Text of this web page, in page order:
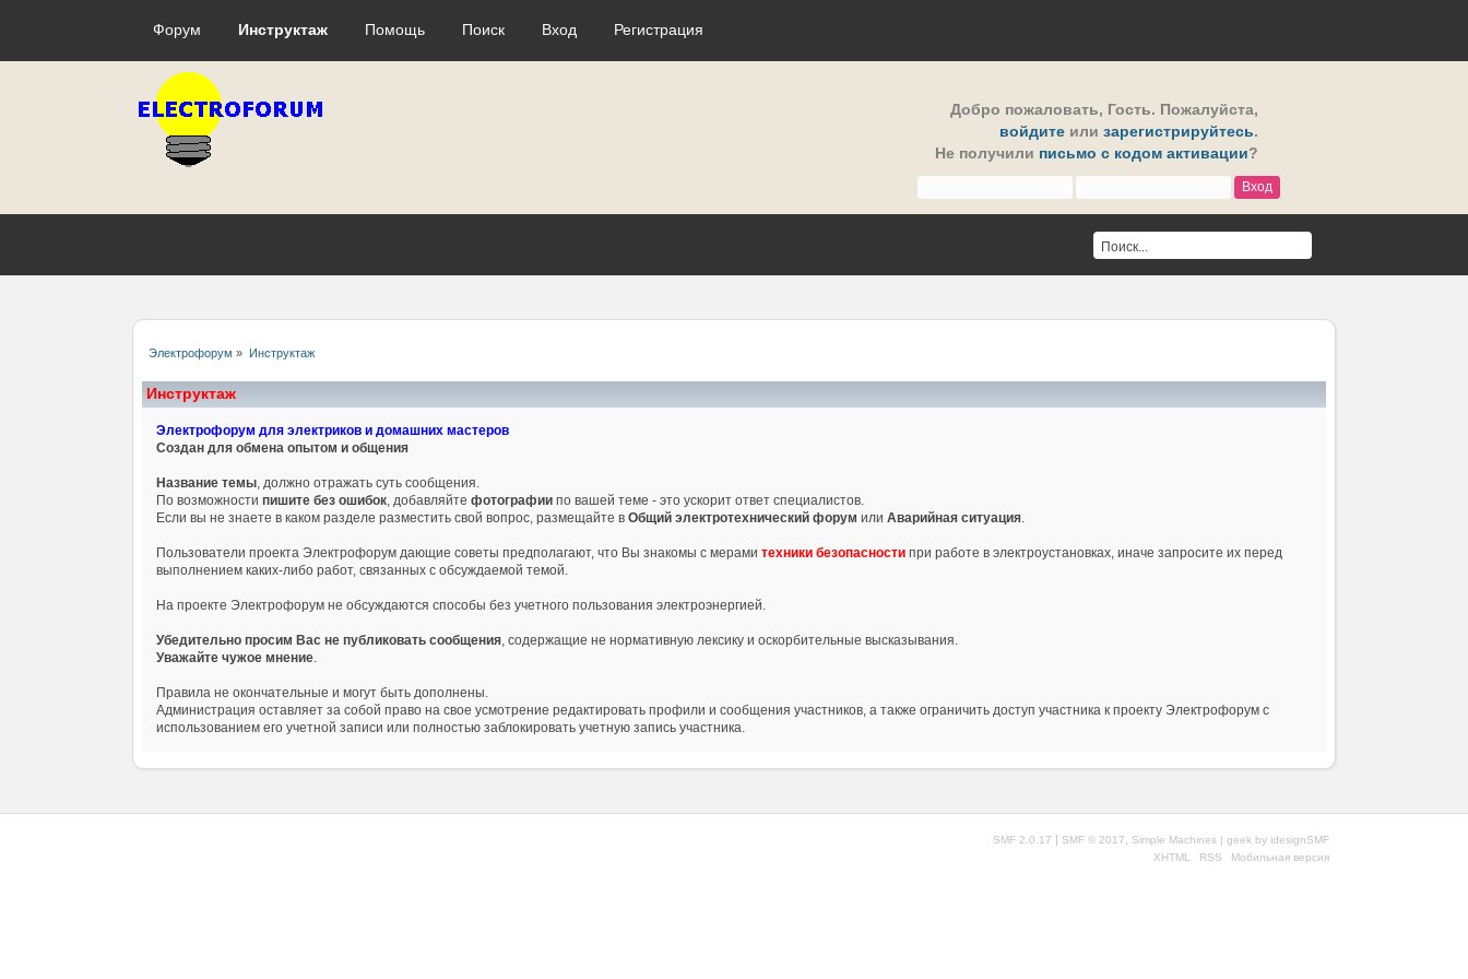
Форум Инструктаж Помощь Поиск Вход Регистрация
Добро пожаловать, Гость. Пожалуйста,
войдите или зарегистрируйтесь.
Не получили письмо с кодом активации?
Электрофорум » Инструктаж
Инструктаж
Электрофорум для электриков и домашних мастеров
Создан для обмена опытом и общения
Название темы, должно отражать суть сообщения.
По возможностипишите без ошибок, добавляйтефотографии по вашей теме - это ускорит ответ специалистов.
Если вы не знаете в каком разделе разместить свой вопрос, размещайте вОбщий электротехнический форум илиАварийная ситуация.
Пользователи проекта Электрофорум дающие советы предполагают, что Вы знакомы с мерамитехники безопасности при работе в электроустановках, иначе запросите их перед
выполнением каких-либо работ, связанных с обсуждаемой темой.
На проекте Электрофорум не обсуждаются способы без учетного пользования электроэнергией.
Убедительно просим Вас не публиковать сообщения, содержащие не нормативную лексику и оскорбительные высказывания.
Уважайте чужое мнение.
Правила не окончательные и могут быть дополнены.
Администрация оставляет за собой право на свое усмотрение редактировать профили и сообщения участников, а также ограничить доступ участника к проекту Электрофорум с
использованием его учетной записи или полностью заблокировать учетную запись участника.
SMF 2.0.17 | SMF © 2017 Simple Machines | geek by idesignSMF
XHTML
RSS Мобильная версия